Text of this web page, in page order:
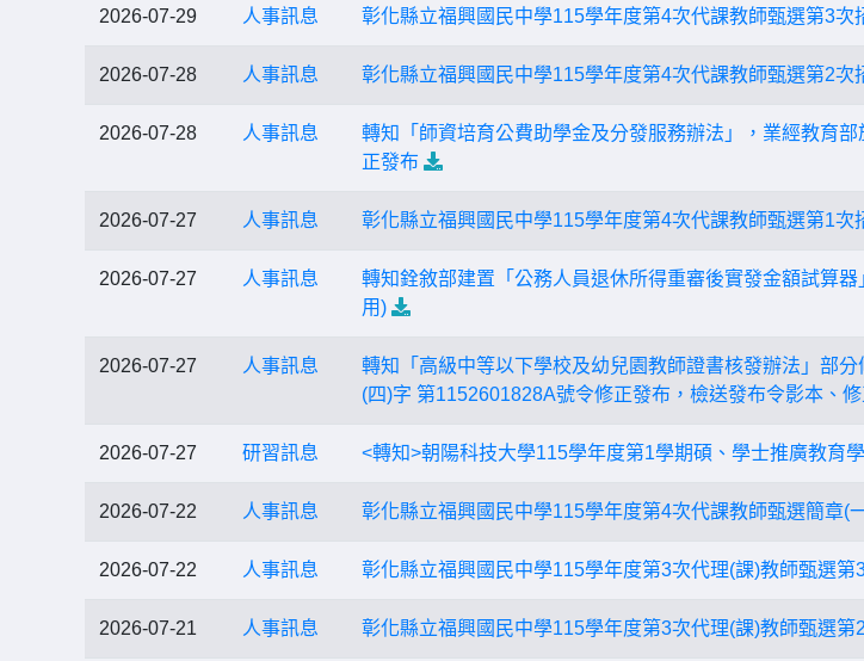
2026-07-29 人事訊息 彰化縣立福興國民中學115學年度第4次代課教師甄選第3次
2026-07-28 人事訊息 彰化縣立福興國民中學115學年度第4次代課教師甄選第2次
2026-07-28 人事訊息
轉知「師資培育公費助學金及分發服務辦法」，業經教育
正發布
2026-07-27 人事訊息 彰化縣立福興國民中學115學年度第4次代課教師甄選第1次
2026-07-27 人事訊息
轉知銓敘部建置「公務人員退休所得重審後實發金額試算
用)
2026-07-27 人事訊息
轉知「高級中等以下學校及幼兒園教師證書核發辦法」部
(四)字 第1152601828A號令修正發布，檢送發布令影本、
2026-07-27 研習訊息 <轉知>朝陽科技大學115學年度第1學期碩、學士推廣教育
2026-07-22 人事訊息 彰化縣立福興國民中學115學年度第4次代課教師甄選簡章(
2026-07-22 人事訊息 彰化縣立福興國民中學115學年度第3次代理(課)教師甄選第
2026-07-21 人事訊息 彰化縣立福興國民中學115學年度第3次代理(課)教師甄選